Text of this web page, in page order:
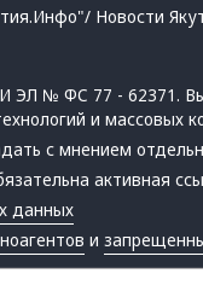
Новости
ЭЛ № ФС 77 - 62371.
и массовых
с мнением
активная
данных
и